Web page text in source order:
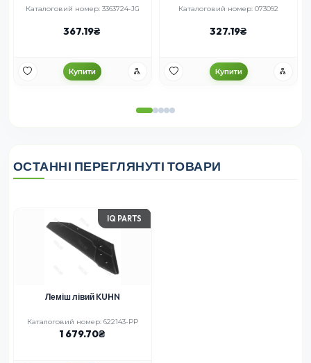
Каталоговий номер: 3363724-JG
367.19
Купити
Каталоговий номер: 073092
327.19
Купити
ОСТАННІ ПЕРЕГЛЯНУТІ ТОВАРИ
IQ PARTS
Леміш лівий KUHN
Каталоговий номер: 622143-PP
1 679.70